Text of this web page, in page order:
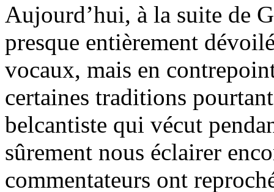
Aujourd’hui, à la suite de
presque entièrement
vocaux, mais en
certaines traditions
belcantiste qui vécut
sûrement nous éclairer
commentateurs ont